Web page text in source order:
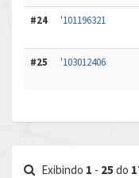
#24 '101196321
#25 '103012406
Exibindo 1 - 25 do